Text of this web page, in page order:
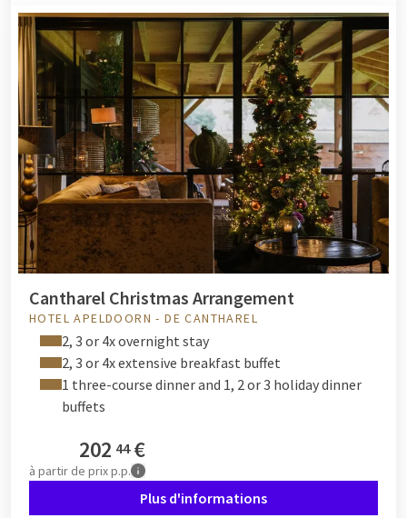
Cantharel Christmas Arrangement
HOTEL APELDOORN - DE CANTHAREL
2, 3 or 4x overnight stay
2, 3 or 4x extensive breakfast buffet
1 three-course dinner and 1, 2 or 3 holiday dinner
buffets
202 44 €
à partir de prix p.p.
Plus d'informations